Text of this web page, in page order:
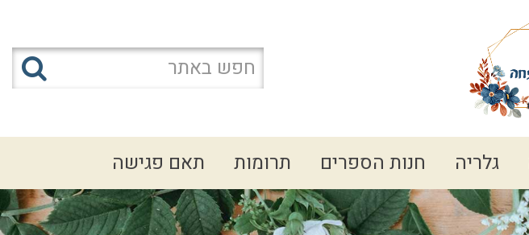
גלריה חנות הספרים תרומות תאם פגישה